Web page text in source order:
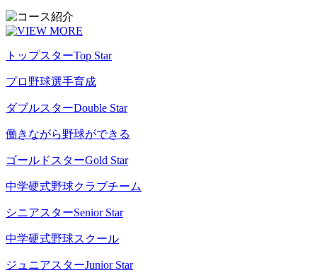
トップスターTop Star
プロ野球選手育成
ダブルスターDouble Star
働きながら野球ができる
ゴールドスターGold Star
中学硬式野球クラブチーム
シニアスターSenior Star
中学硬式野球スクール
ジュニアスターJunior Star